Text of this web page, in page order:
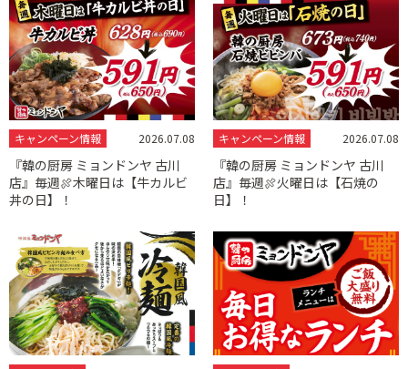
キャンペーン情報 2026.07.08
『韓の厨房 ミョンドンヤ 古川
店』毎週🍖木曜日は【牛カルビ
丼の日】！
キャンペーン情報 2026.07.08
『韓の厨房 ミョンドンヤ 古川
店』毎週🍖火曜日は【石焼の
日】！